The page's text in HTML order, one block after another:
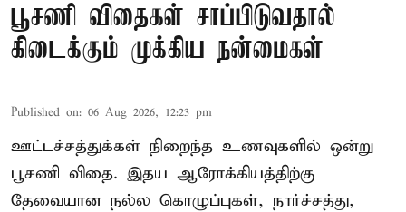
பூசணி விதைகள் சாப்பிடுவதால்
கிடைக்கும் முக்கிய நன்மைகள்
Published on: 06 Aug 2026, 12:23 pm
ஊட்டச்சத்துக்கள் நிறைந்த உணவுகளில் ஒன்று
பூசணி விதை. இதய ஆரோக்கியத்திற்கு
தேவையான நல்ல கொழுப்புகள், நார்ச்சத்து,